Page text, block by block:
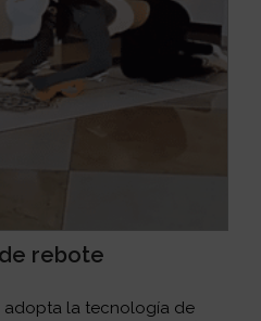
rebote
adopta la tecnología de